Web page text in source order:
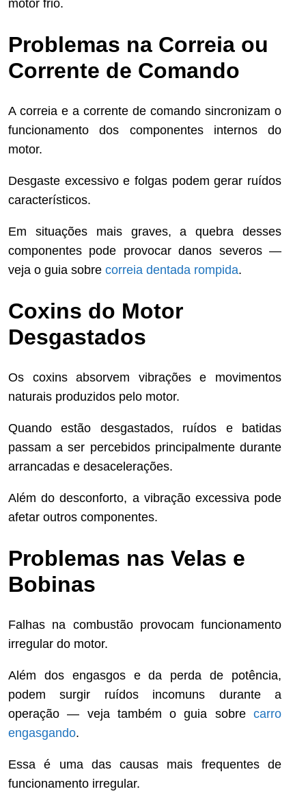
motor frio.
Problemas na Correia ou
Corrente de Comando
A correia e a corrente de comando sincronizam o
funcionamento dos componentes internos do
motor.
Desgaste excessivo e folgas podem gerar ruídos
característicos.
Em situações mais graves, a quebra desses
componentes pode provocar danos severos —
veja o guia sobre correia dentada rompida.
Coxins do Motor
Desgastados
Os coxins absorvem vibrações e movimentos
naturais produzidos pelo motor.
Quando estão desgastados, ruídos e batidas
passam a ser percebidos principalmente durante
arrancadas e desacelerações.
Além do desconforto, a vibração excessiva pode
afetar outros componentes.
Problemas nas Velas e
Bobinas
Falhas na combustão provocam funcionamento
irregular do motor.
Além dos engasgos e da perda de potência,
podem surgir ruídos incomuns durante a
operação — veja também o guia sobre carro
engasgando.
Essa é uma das causas mais frequentes de
funcionamento irregular.